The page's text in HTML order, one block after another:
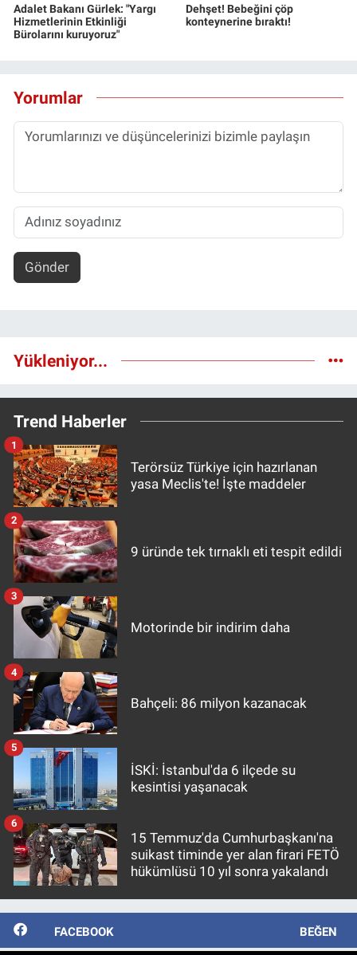
Adalet Bakanı Gürlek: "Yargı
Hizmetlerinin Etkinliği
Bürolarını kuruyoruz"
Dehşet! Bebeğini çöp
konteynerine bıraktı!
Yorumlar
Gönder
Yükleniyor...
Trend Haberler
Terörsüz Türkiye için hazırlanan
yasa Meclis'te! İşte maddeler
1
9 üründe tek tırnaklı eti tespit edildi
2
Motorinde bir indirim daha
3
Bahçeli: 86 milyon kazanacak
4
İSKİ: İstanbul'da 6 ilçede su
kesintisi yaşanacak
5
15 Temmuz'da Cumhurbaşkanı'na
suikast timinde yer alan firari FETÖ
hükümlüsü 10 yıl sonra yakalandı
6
FACEBOOK BEĞEN